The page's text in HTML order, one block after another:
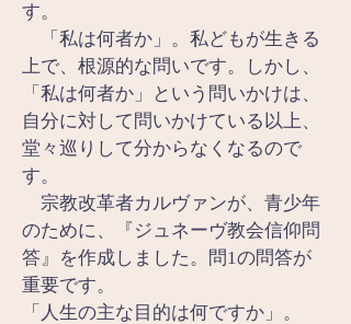
す。
「私は何者か」。私どもが生きる
上で、根源的な問いです。しかし、
「私は何者か」という問いかけは、
自分に対して問いかけている以上、
堂々巡りして分からなくなるので
す。
宗教改革者カルヴァンが、青少年
のために、『ジュネーヴ教会信仰問
答』を作成しました。問1の問答が
重要です。
「人生の主な目的は何ですか」。